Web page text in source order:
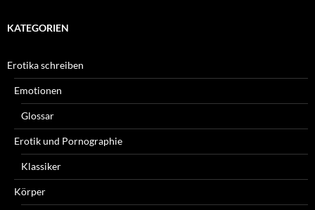
KATEGORIEN
Erotika schreiben
Emotionen
Glossar
Erotik und Pornographie
Klassiker
Körper